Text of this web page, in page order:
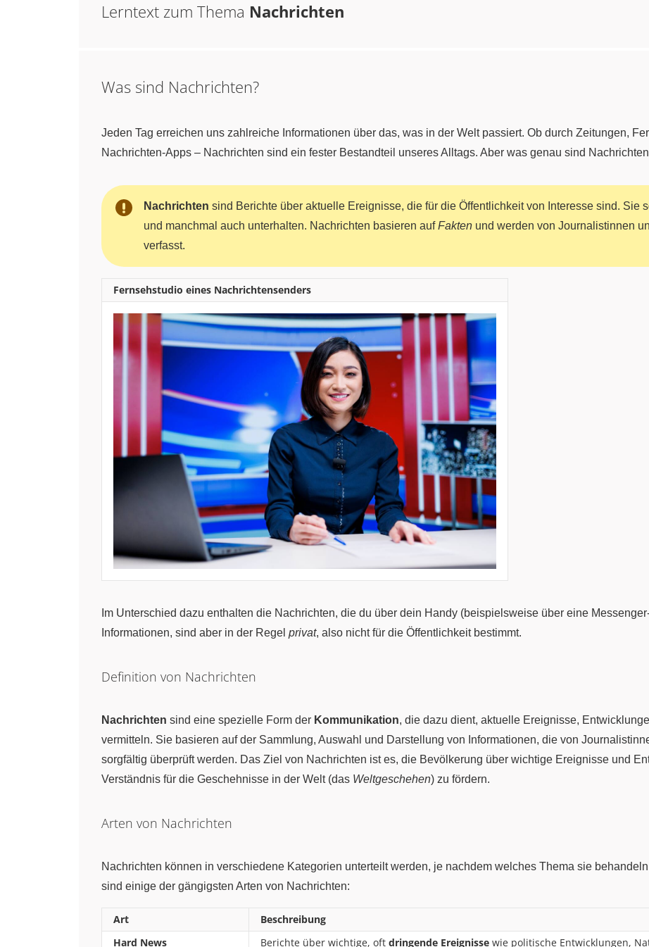
Lerntext zum Thema Nachrichten
Was sind Nachrichten?
Jeden Tag erreichen uns zahlreiche Informationen über das, was in der Welt passiert. Ob durch Zeitungen,
Nachrichten‑Apps – Nachrichten sind ein fester Bestandteil unseres Alltags. Aber was genau sind
Nachrichten sind Berichte über aktuelle Ereignisse, die für die Öffentlichkeit von Interesse sind. Sie
und manchmal auch unterhalten. Nachrichten basieren aufFakten und werden von Journalistinnen
verfasst.
Fernsehstudio eines Nachrichtensenders
Im Unterschied dazu enthalten die Nachrichten, die du über dein Handy (beispielsweise über eine
Informationen, sind aber in der Regel privat, also nicht für die Öffentlichkeit bestimmt.
Definition von Nachrichten
Nachrichten sind eine spezielle Form der Kommunikation, die dazu dient, aktuelle Ereignisse,
vermitteln. Sie basieren auf der Sammlung, Auswahl und Darstellung von Informationen, die von
sorgfältig überprüft werden. Das Ziel von Nachrichten ist es, die Bevölkerung über wichtige Ereignisse und
Verständnis für die Geschehnisse in der Welt (das Weltgeschehen) zu fördern.
Arten von Nachrichten
Nachrichten können in verschiedene Kategorien unterteilt werden, je nachdem welches Thema sie
sind einige der gängigsten Arten von Nachrichten:
Art
Beschreibung
Hard News
Berichte über wichtige, oft dringende Ereignisse wie politische Entwicklungen,